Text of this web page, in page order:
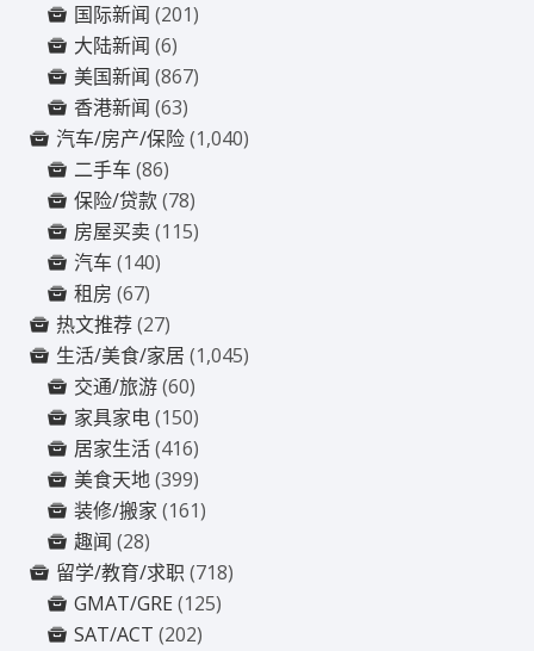
国际新闻 (201)
大陆新闻 (6)
美国新闻 (867)
香港新闻 (63)
汽车/房产/保险(1,040)
二手车 (86)
保险/贷款(78)
房屋买卖 (115)
汽车 (140)
租房 (67)
热文推荐(27)
生活/美食/家居 (1,045)
交通/旅游(60)
家具家电(150)
居家生活(416)
美食天地(399)
装修/搬家 (161)
趣闻 (28)
留学/教育/求职 (718)
GMAT/GRE (125)
SAT/ACT (202)